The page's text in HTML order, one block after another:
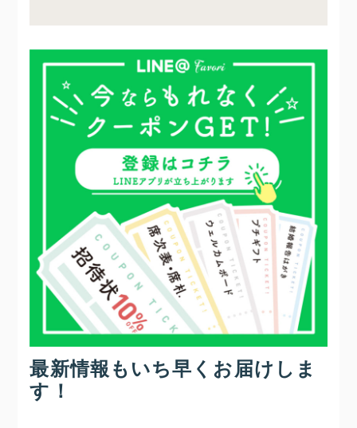
最新情報もいち早くお届けしま
す！